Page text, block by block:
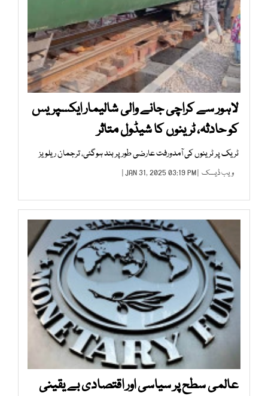
لاہور سے کراچی جانے والی شالیمار ایکسپریس
کو حادثہ، ٹرینوں کا شیڈول متاثر
ٹریک پر ٹرینوں کی آمدورفت عارضی طور پر بند ہوگئی، ترجمان ریلویز
ویب ڈیسک | JAN 31, 2025 03:19 PM |
عالمی سطح پر سیاسی اور اقتصادی بے یقینی